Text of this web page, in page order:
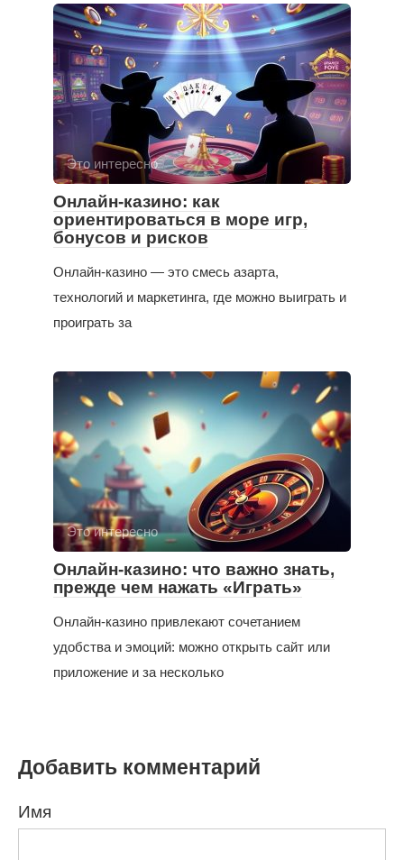
Это интересно
Онлайн-казино: как
ориентироваться в море игр,
бонусов и рисков
Онлайн-казино — это смесь азарта,
технологий и маркетинга, где можно выиграть и
проиграть за
Это интересно
Онлайн-казино: что важно знать,
прежде чем нажать «Играть»
Онлайн-казино привлекают сочетанием
удобства и эмоций: можно открыть сайт или
приложение и за несколько
Добавить комментарий
Имя